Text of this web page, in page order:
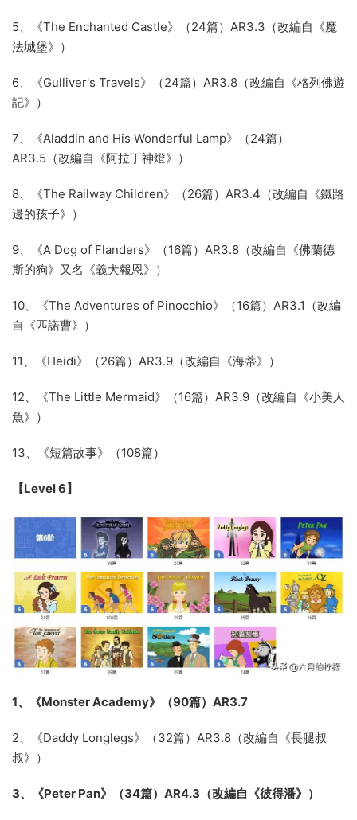
5、《The Enchanted Castle》（24篇）AR3.3（改編自《魔
法城堡》）
6、《Gulliver's Travels》（24篇）AR3.8（改編自《格列佛遊
記》）
7、《Aladdin and His Wonderful Lamp》（24篇）
AR3.5（改編自《阿拉丁神燈》）
8、《The Railway Children》（26篇）AR3.4（改編自《鐵路
邊的孩子》）
9、《A Dog of Flanders》（16篇）AR3.8（改編自《佛蘭德
斯的狗》又名《義犬報恩》）
10、《The Adventures of Pinocchio》（16篇）AR3.1（改編
自《匹諾曹》）
11、《Heidi》（26篇）AR3.9（改編自《海蒂》）
12、《The Little Mermaid》（16篇）AR3.9（改編自《小美人
魚》）
13、《短篇故事》（108篇）
【Level 6】
1、《Monster Academy》（90篇）AR3.7
2、《Daddy Longlegs》（32篇）AR3.8（改編自《長腿叔
叔》）
3、《Peter Pan》（34篇）AR4.3（改編自《彼得潘》）